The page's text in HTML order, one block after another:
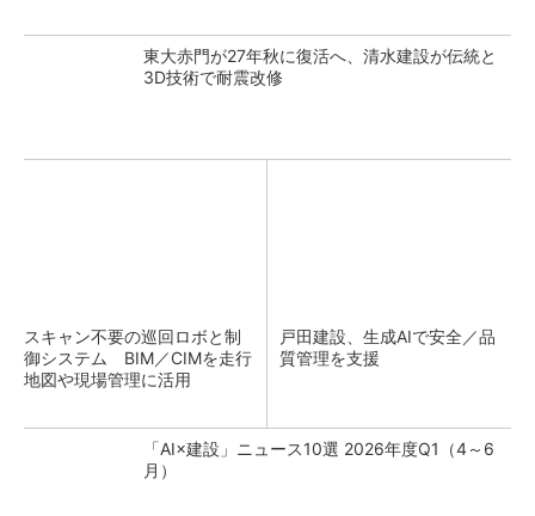
東大赤門が27年秋に復活へ、清水建設が伝統と
3D技術で耐震改修
スキャン不要の巡回ロボと制
御システム BIM／CIMを走行
地図や現場管理に活用
戸田建設、生成AIで安全／品
質管理を支援
「AI×建設」ニュース10選 2026年度Q1（4～6
月）